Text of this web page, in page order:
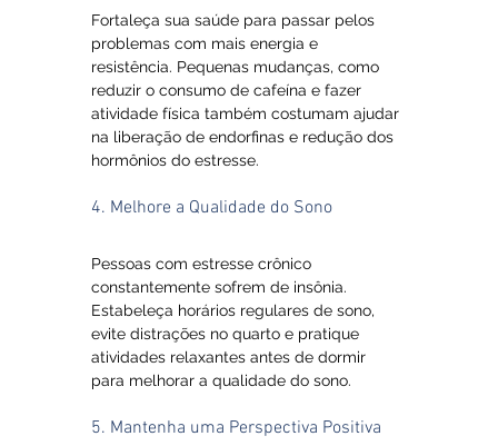
Fortaleça sua saúde para passar pelos
problemas com mais energia e
resistência. Pequenas mudanças, como
reduzir o consumo de cafeína e fazer
atividade física também costumam ajudar
na liberação de endorfinas e redução dos
hormônios do estresse.
4. Melhore a Qualidade do Sono
Pessoas com estresse crônico
constantemente sofrem de insônia.
Estabeleça horários regulares de sono,
evite distrações no quarto e pratique
atividades relaxantes antes de dormir
para melhorar a qualidade do sono.
5. Mantenha uma Perspectiva Positiva